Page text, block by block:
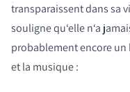
transparaissent dans sa
souligne qu‘elle n‘a
probablement encore un
et la musique :